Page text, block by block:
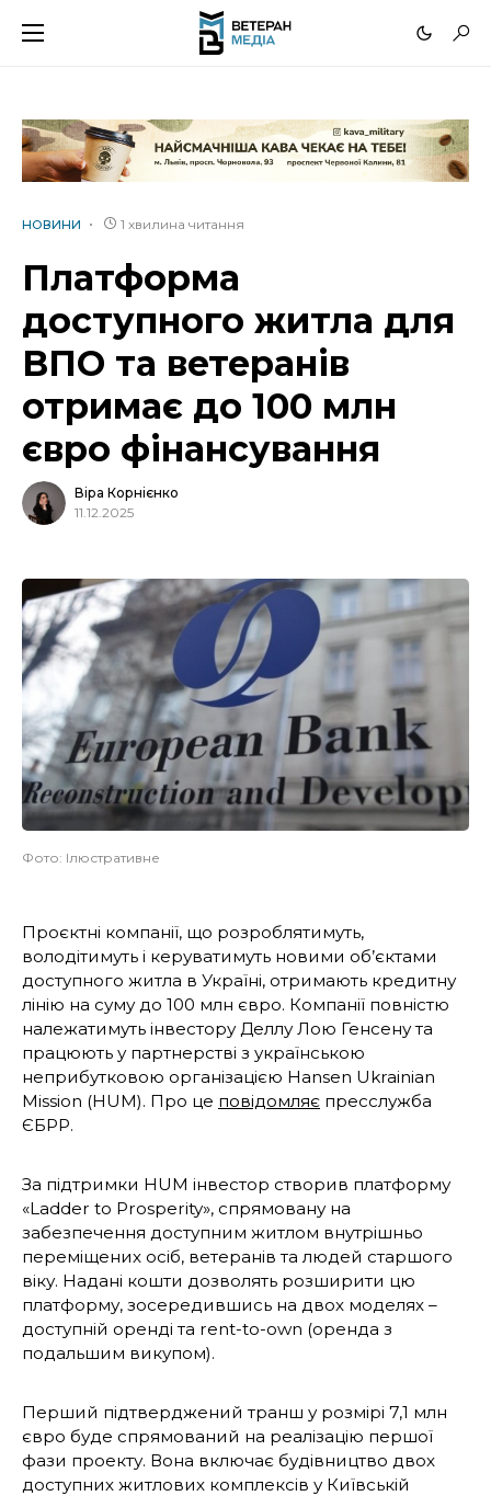
НОВИНИ 1 хвилина читання
Платформа
доступного житла для
ВПО та ветеранів
отримає до 100 млн
євро фінансування
Віра Корнієнко
11.12.2025
Фото: Ілюстративне
Проєктні компанії, що розроблятимуть,
володітимуть і керуватимуть новими об’єктами
доступного житла в Україні, отримають кредитну
лінію на суму до 100 млн євро. Компанії повністю
належатимуть інвестору Деллу Лою Генсену та
працюють у партнерстві з українською
неприбутковою організацією Hansen Ukrainian
Mission (HUM). Про це повідомляє пресслужба
ЄБРР.
За підтримки HUM інвестор створив платформу
«Ladder to Prosperity», спрямовану на
забезпечення доступним житлом внутрішньо
переміщених осіб, ветеранів та людей старшого
віку. Надані кошти дозволять розширити цю
платформу, зосередившись на двох моделях –
доступній оренді та rent-to-own (оренда з
подальшим викупом).
Перший підтверджений транш у розмірі 7,1 млн
євро буде спрямований на реалізацію першої
фази проекту. Вона включає будівництво двох
доступних житлових комплексів у Київській